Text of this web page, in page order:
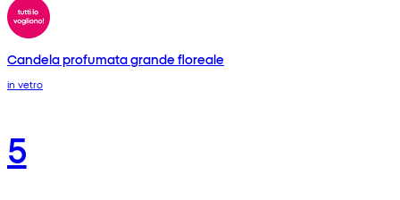
Candela profumata grande floreale
in vetro
5